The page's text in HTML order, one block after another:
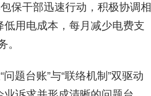
保干部迅速行动，积极协调相
用电成本，每月减少电费支
。
题台账”与“联络机制”双驱动